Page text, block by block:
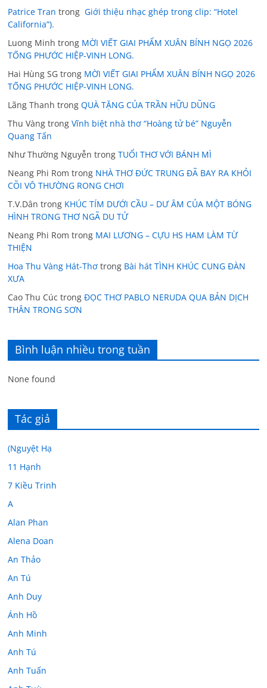
Patrice Tran trong Giới thiệu nhạc ghép trong clip: “Hotel
California”).
Luong Minh trong MỜI VIẾT GIAI PHẨM XUÂN BÍNH NGỌ 2026
TỐNG PHƯỚC HIỆP-VINH LONG.
Hai Hùng SG trong MỜI VIẾT GIAI PHẨM XUÂN BÍNH NGỌ 2026
TỐNG PHƯỚC HIỆP-VINH LONG.
Lãng Thanh trongQUÀ TẶNG CỦA TRẦN HỮU DŨNG
Thu Vàng trongVĩnh biệt nhà thơ “Hoàng tử bé” Nguyễn
Quang Tấn
Như Thường Nguyễn trongTUỔI THƠ VỚI BÁNH MÌ
Neang Phi Rom trong NHÀ THƠ ĐỨC TRUNG ĐÃ BAY RA KHỎI
CÕI VÔ THƯỜNG RONG CHƠI
T.V.Dân trong KHÚC TÍM DƯỚI CẦU – DƯ ÂM CỦA MỘT BÓNG
HÌNH TRONG THƠ NGÃ DU TỬ
Neang Phi Rom trong MAI LƯƠNG – CỰU HS HAM LÀM TỪ
THIỆN
Hoa Thu Vàng Hát-Thơ trong Bài hát TÌNH KHÚC CUNG ĐÀN
XƯA
Cao Thu Cúc trongĐỌC THƠ PABLO NERUDA QUA BẢN DỊCH
THÂN TRONG SƠN
Bình luận nhiều trong tuần
None found
Tác giả
(Nguyệt Hạ
11 Hạnh
7 Kiều Trinh
A
Alan Phan
Alena Doan
An Thảo
An Tú
Anh Duy
Ánh Hồ
Anh Minh
Anh Tú
Anh Tuấn